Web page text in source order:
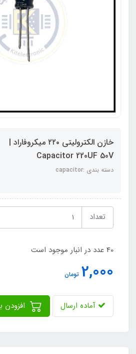
خازن الکترولیتی ۲۲۰ میکروفاراد |
Capacitor 220UF 50V
دسته بندی :capacitor
تعداد
40 عدد در انبار موجود است
2,000 تومان
آماده ارسال